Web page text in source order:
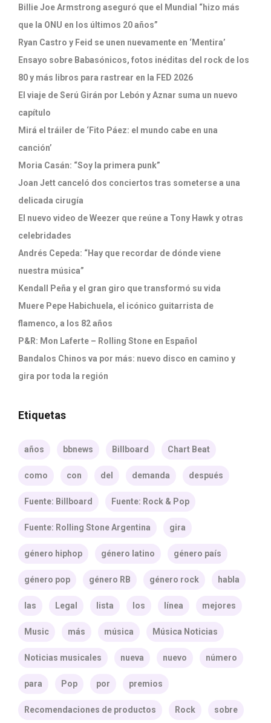
Billie Joe Armstrong aseguró que el Mundial “hizo más
que la ONU en los últimos 20 años”
Ryan Castro y Feid se unen nuevamente en ‘Mentira’
Ensayo sobre Babasónicos, fotos inéditas del rock de los
80 y más libros para rastrear en la FED 2026
El viaje de Serú Girán por Lebón y Aznar suma un nuevo
capítulo
Mirá el tráiler de ‘Fito Páez: el mundo cabe en una
canción’
Moria Casán: “Soy la primera punk”
Joan Jett canceló dos conciertos tras someterse a una
delicada cirugía
El nuevo video de Weezer que reúne a Tony Hawk y otras
celebridades
Andrés Cepeda: “Hay que recordar de dónde viene
nuestra música”
Kendall Peña y el gran giro que transformó su vida
Muere Pepe Habichuela, el icónico guitarrista de
flamenco, a los 82 años
P&R: Mon Laferte – Rolling Stone en Español
Bandalos Chinos va por más: nuevo disco en camino y
gira por toda la región
Etiquetas
años bbnews Billboard Chart Beat
como con del demanda después
Fuente: Billboard Fuente: Rock & Pop
Fuente: Rolling Stone Argentina gira
género hiphop género latino género país
género pop género RB género rock habla
las Legal lista los línea mejores
Music más música Música Noticias
Noticias musicales nueva nuevo número
para Pop por premios
Recomendaciones de productos Rock sobre